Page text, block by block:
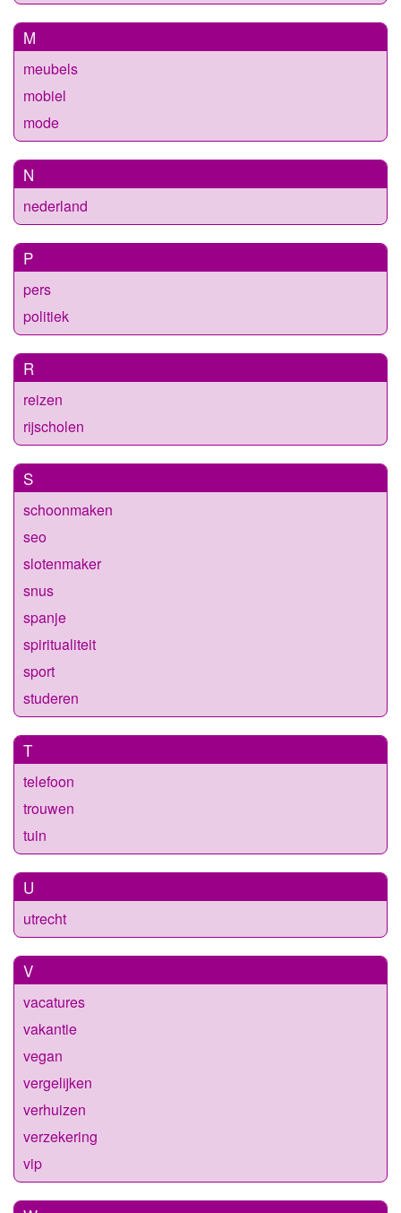
M
meubels
mobiel
mode
N
nederland
P
pers
politiek
R
reizen
rijscholen
S
schoonmaken
seo
slotenmaker
snus
spanje
spiritualiteit
sport
studeren
T
telefoon
trouwen
tuin
U
utrecht
V
vacatures
vakantie
vegan
vergelijken
verhuizen
verzekering
vip